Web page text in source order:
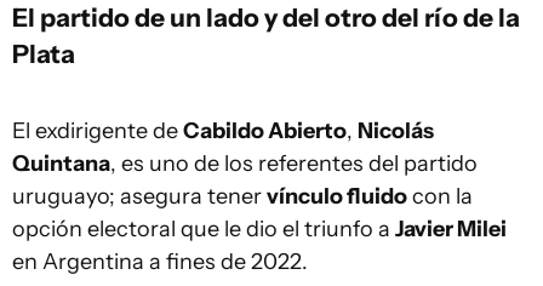
El partido de un lado y del otro del río de la
Plata
El exdirigente deCabildo Abierto, Nicolás
Quintana, es uno de los referentes del partido
uruguayo; asegura tenervínculo fluidocon la
opción electoral que le dio el triunfo a Javier Milei
en Argentina a fines de 2022.